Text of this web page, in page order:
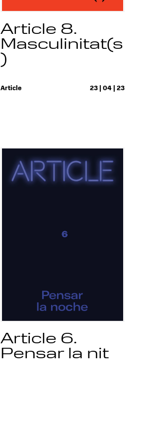
Article 8.
Masculinitat(s
)
Article 23 | 04 | 23
Article 6.
Pensar la nit